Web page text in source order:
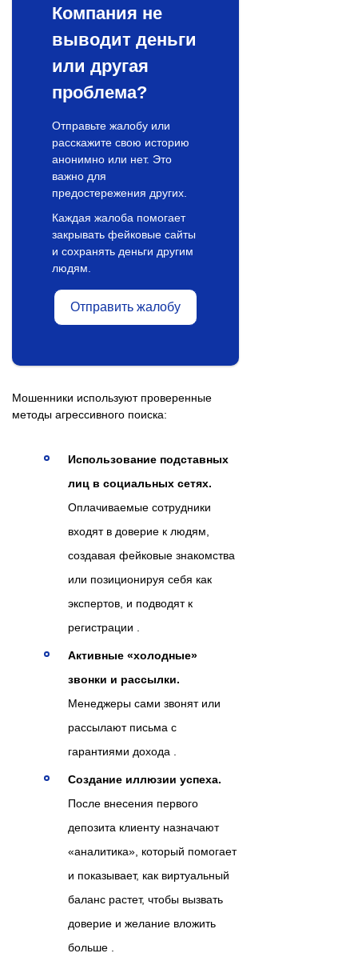
Компания не
выводит деньги
или другая
проблема?
Отправьте жалобу или
расскажите свою историю
анонимно или нет. Это
важно для
предостережения других.
Каждая жалоба помогает
закрывать фейковые сайты
и сохранять деньги другим
людям.
Отправить жалобу
Мошенники используют проверенные
методы агрессивного поиска:
Использование подставных
лиц в социальных сетях.
Оплачиваемые сотрудники
входят в доверие к людям,
создавая фейковые знакомства
или позиционируя себя как
экспертов, и подводят к
регистрации .
Активные «холодные»
звонки и рассылки.
Менеджеры сами звонят или
рассылают письма с
гарантиями дохода .
Создание иллюзии успеха.
После внесения первого
депозита клиенту назначают
«аналитика», который помогает
и показывает, как виртуальный
баланс растет, чтобы вызвать
доверие и желание вложить
больше .